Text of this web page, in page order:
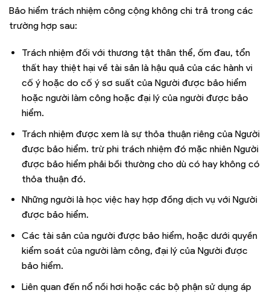
Bảo hiểm trách nhiệm công cộng không chi trả trong các
trường hợp sau:
Trách nhiệm đối với thương tật thân thể, ốm đau, tổn
thất hay thiệt hại về tài sản là hậu quả của các hành vi
cố ý hoặc do cố ý sơ suất của Người được bảo hiểm
hoặc người làm công hoặc đại lý của người được bảo
hiểm.
Trách nhiệm được xem là sự thỏa thuận riêng của Người
được bảo hiểm. trừ phi trách nhiệm đó mặc nhiên Người
được bảo hiểm phải bồi thường cho dù có hay không có
thỏa thuận đó.
Những người là học việc hay hợp đồng dịch vụ với Người
được bảo hiểm.
Các tài sản của người được bảo hiểm, hoặc dưới quyền
kiểm soát của người làm công, đại lý của Người được
bảo hiểm.
Liên quan đến nổ nồi hơi hoặc các bộ phận sử dụng áp